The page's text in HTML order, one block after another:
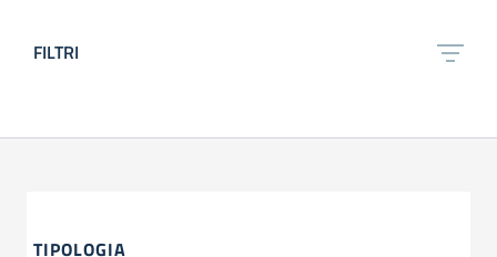
FILTRI
TIPOLOGIA